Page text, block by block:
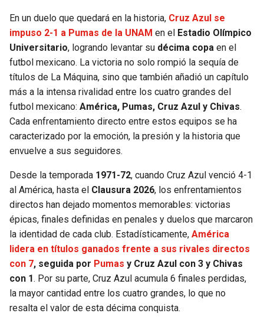
PACKERS
VIKINGS
FALCONS
PANTHERS
SAINTS
TIMBERWOLVES
THUNDER
TRAIL BLAZERS
JAZZ
En un duelo que quedará en la historia, Cruz Azul se
impuso 2-1 a Pumas de la UNAM en el Estadio Olímpico
Universitario, logrando levantar su décima copa en el
futbol mexicano. La victoria no solo rompió la sequía de
títulos de La Máquina, sino que también añadió un capítulo
más a la intensa rivalidad entre los cuatro grandes del
futbol mexicano: América, Pumas, Cruz Azul y Chivas.
Cada enfrentamiento directo entre estos equipos se ha
caracterizado por la emoción, la presión y la historia que
envuelve a sus seguidores.
Desde la temporada 1971-72, cuando Cruz Azul venció 4-1
al América, hasta el Clausura 2026, los enfrentamientos
directos han dejado momentos memorables: victorias
épicas, finales definidas en penales y duelos que marcaron
la identidad de cada club. Estadísticamente, América
lidera en títulos ganados frente a sus rivales directos
con 7, seguida por Pumas y Cruz Azul con 3 y Chivas
con 1. Por su parte, Cruz Azul acumula 6 finales perdidas,
la mayor cantidad entre los cuatro grandes, lo que no
resalta el valor de esta décima conquista.